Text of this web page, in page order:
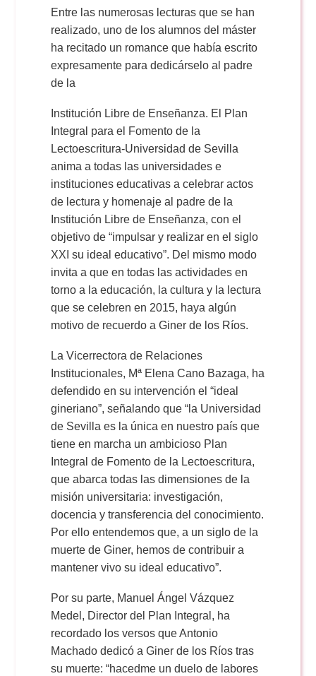
Entre las numerosas lecturas que se han
realizado, uno de los alumnos del máster
ha recitado un romance que había escrito
expresamente para dedicárselo al padre
de la
Institución Libre de Enseñanza. El Plan
Integral para el Fomento de la
Lectoescritura-Universidad de Sevilla
anima a todas las universidades e
instituciones educativas a celebrar actos
de lectura y homenaje al padre de la
Institución Libre de Enseñanza, con el
objetivo de “impulsar y realizar en el siglo
XXI su ideal educativo”. Del mismo modo
invita a que en todas las actividades en
torno a la educación, la cultura y la lectura
que se celebren en 2015, haya algún
motivo de recuerdo a Giner de los Ríos.
La Vicerrectora de Relaciones
Institucionales, Mª Elena Cano Bazaga, ha
defendido en su intervención el “ideal
gineriano”, señalando que “la Universidad
de Sevilla es la única en nuestro país que
tiene en marcha un ambicioso Plan
Integral de Fomento de la Lectoescritura,
que abarca todas las dimensiones de la
misión universitaria: investigación,
docencia y transferencia del conocimiento.
Por ello entendemos que, a un siglo de la
muerte de Giner, hemos de contribuir a
mantener vivo su ideal educativo”.
Por su parte, Manuel Ángel Vázquez
Medel, Director del Plan Integral, ha
recordado los versos que Antonio
Machado dedicó a Giner de los Ríos tras
su muerte: “hacedme un duelo de labores